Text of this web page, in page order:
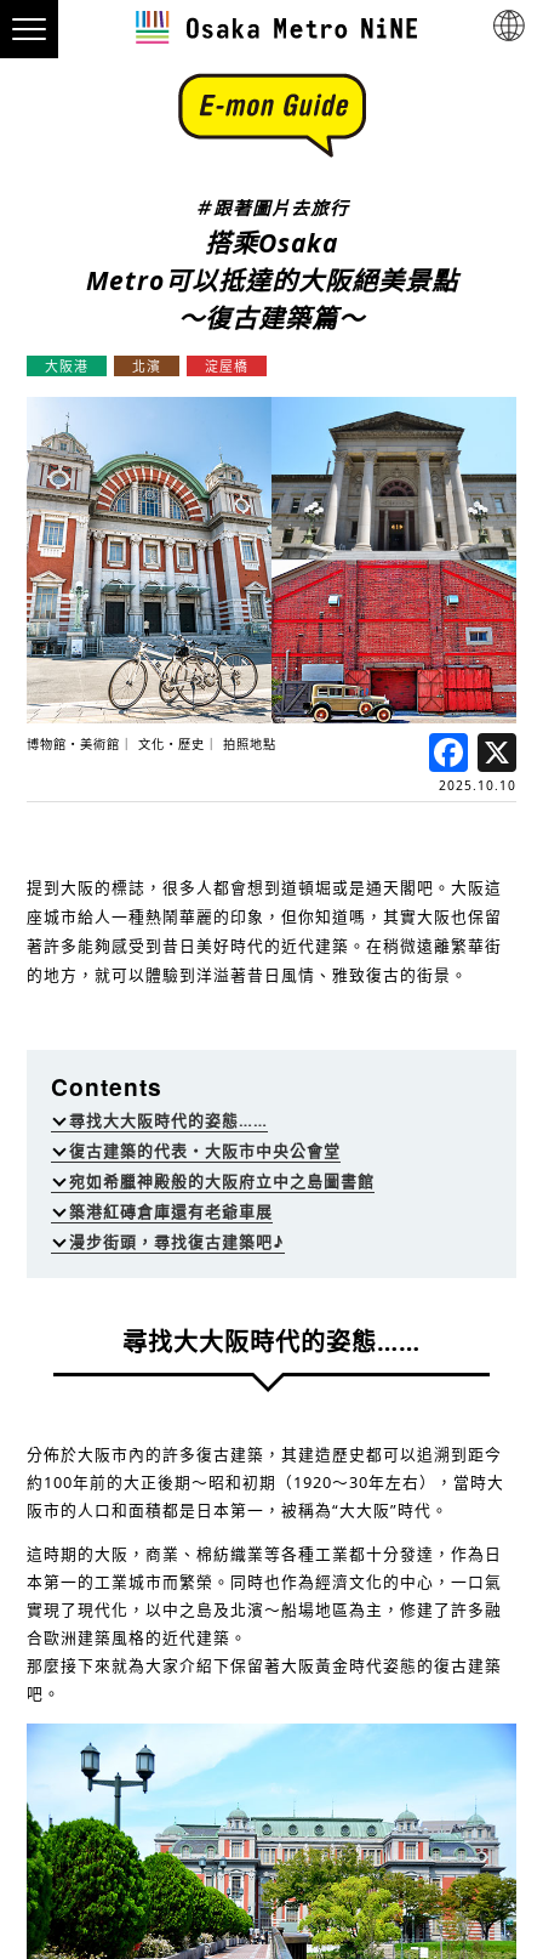
＃跟著圖片去旅行
搭乘Osaka
Metro可以抵達的大阪絕美景點
～復古建築篇～
大阪港 北濱 淀屋橋
博物館・美術館 文化・歷史 拍照地點
2025.10.10
提到大阪的標誌，很多人都會想到道頓堀或是通天閣吧。大阪這
座城市給人一種熱鬧華麗的印象，但你知道嗎，其實大阪也保留
著許多能夠感受到昔日美好時代的近代建築。在稍微遠離繁華街
的地方，就可以體驗到洋溢著昔日風情、雅致復古的街景。
Contents
尋找大大阪時代的姿態……
復古建築的代表・大阪市中央公會堂
宛如希臘神殿般的大阪府立中之島圖書館
築港紅磚倉庫還有老爺車展
漫步街頭，尋找復古建築吧♪
尋找大大阪時代的姿態……
分佈於大阪市內的許多復古建築，其建造歷史都可以追溯到距今
約100年前的大正後期～昭和初期（1920～30年左右），當時大
阪市的人口和面積都是日本第一，被稱為“大大阪”時代。
這時期的大阪，商業、棉紡織業等各種工業都十分發達，作為日
本第一的工業城市而繁榮。同時也作為經濟文化的中心，一口氣
實現了現代化，以中之島及北濱～船場地區為主，修建了許多融
合歐洲建築風格的近代建築。
那麼接下來就為大家介紹下保留著大阪黃金時代姿態的復古建築
吧。